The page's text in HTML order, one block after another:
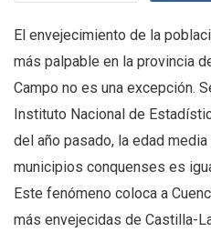
El envejecimiento de la
más palpable en la provincia
Campo no es una excepción.
Instituto Nacional de
del año pasado, la edad
municipios conquenses es
Este fenómeno coloca a
más envejecidas de Castilla-